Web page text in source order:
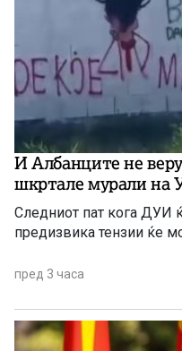
И Албанците не
шкртале мурали на
Следниот пат кога ДУИ
предизвика тензии ќе
пред 3 часа